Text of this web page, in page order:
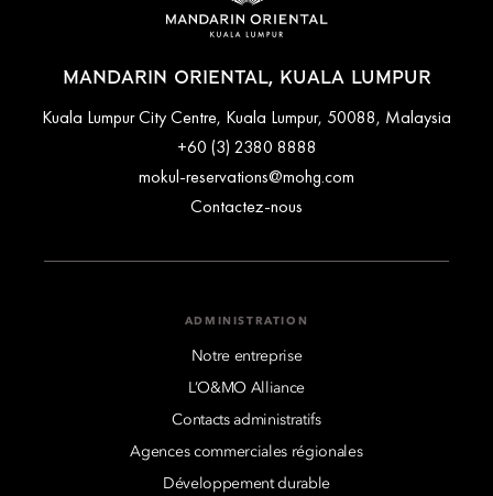
MANDARIN ORIENTAL, KUALA LUMPUR
Kuala Lumpur City Centre, Kuala Lumpur, 50088, Malaysia
+60 (3) 2380 8888
mokul-reservations@mohg.com
Contactez-nous
ADMINISTRATION
Notre entreprise
L’O&MO Alliance
Contacts administratifs
Agences commerciales régionales
Développement durable